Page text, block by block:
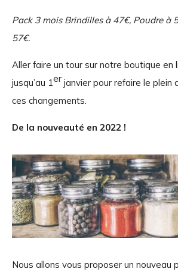
Pack 3 mois Brindilles à 47€, Poudre à
57€.
Aller faire un tour sur notre boutique en
jusqu’au 1er janvier pour refaire le plein
ces changements.
De la nouveauté en 2022 !
Nous allons vous proposer un nouveau